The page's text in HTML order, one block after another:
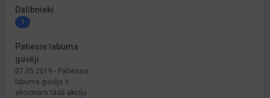
Dalībnieki
1
Patiesie labuma
guvēji
07.05.2019 - Patiesais
labuma guvējs ir
akcionārs tādā akciju